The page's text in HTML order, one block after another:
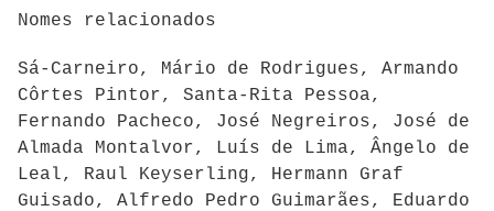
Nomes relacionados
Sá-Carneiro, Mário de Rodrigues, Armando
Côrtes Pintor, Santa-Rita Pessoa,
Fernando Pacheco, José Negreiros, José de
Almada Montalvor, Luís de Lima, Ângelo de
Leal, Raul Keyserling, Hermann Graf
Guisado, Alfredo Pedro Guimarães, Eduardo